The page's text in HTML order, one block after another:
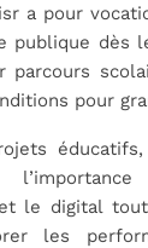
a pour
publique dès
parcours
pour
éducatifs,
et le digital
les